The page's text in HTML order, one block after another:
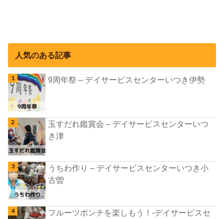
人気のある記事
9周年祭 – デイサービスセンターいつき伊勢
玉すだれ鑑賞会 – デイサービスセンターいつ
き津
うちわ作り – デイサービスセンターいつき小
古曽
フルーツポンチを楽しもう！-デイサービスセ